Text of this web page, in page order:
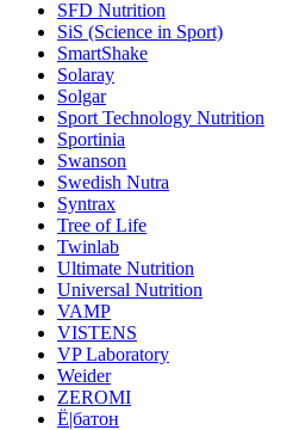
SFD Nutrition
SiS (Science in Sport)
SmartShake
Solaray
Solgar
Sport Technology Nutrition
Sportinia
Swanson
Swedish Nutra
Syntrax
Tree of Life
Twinlab
Ultimate Nutrition
Universal Nutrition
VAMP
VISTENS
VP Laboratory
Weider
ZEROMI
Ё|батон